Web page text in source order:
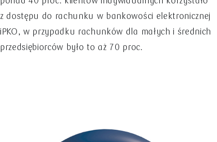
z dostępu do rachunku w bankowości elektronicznej
iPKO, w przypadku rachunków dla małych i średnich
przedsiębiorców było to aż 70 proc.